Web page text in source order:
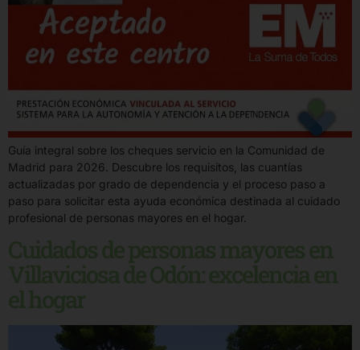
Guía integral sobre los cheques servicio en la Comunidad de
Madrid para 2026. Descubre los requisitos, las cuantías
actualizadas por grado de dependencia y el proceso paso a
paso para solicitar esta ayuda económica destinada al cuidado
profesional de personas mayores en el hogar.